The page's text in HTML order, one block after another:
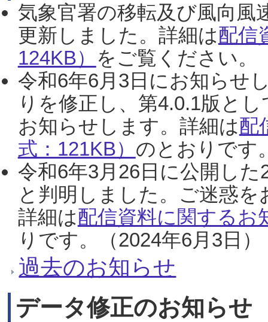
気象官署の移転及び風向風
更新しました。詳細は配信
124KB） をご覧ください。
令和6年6月3日にお知らせ
りを修正し、第4.0.1版と
お知らせします。詳細は配
式：121KB） のとおりです
令和6年3月26日に公開し
と判明しました。ご迷惑
詳細は配信資料に関するお
りです。（2024年6月3日）
過去のお知らせ
データ修正のお知らせ